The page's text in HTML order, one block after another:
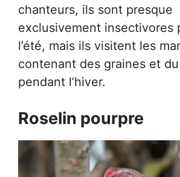
chanteurs, ils sont presque
exclusivement insectivores
l’été, mais ils visitent les
contenant des graines et
pendant l’hiver.
Roselin pourpre